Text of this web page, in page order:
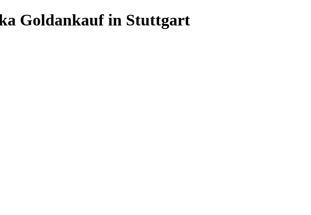
Goldankauf in Stuttgart